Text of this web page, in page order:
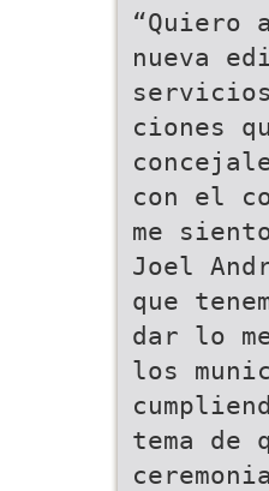
“Quiero
nueva
ciones
con el
me
Joel
que
dar lo
los
tema de